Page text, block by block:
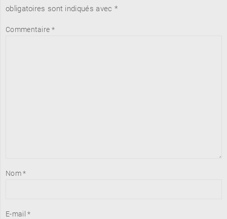
obligatoires sont indiqués avec *
Commentaire *
Nom*
E-mail*